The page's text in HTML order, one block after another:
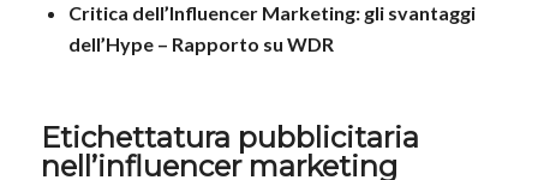
Critica dell’Influencer Marketing: gli svantaggi
dell’Hype – Rapporto su WDR
Etichettatura pubblicitaria
nell’influencer marketing